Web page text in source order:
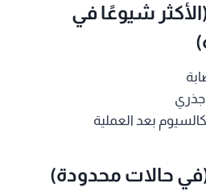
(الأكثر شيوعًا في
بعد العملية